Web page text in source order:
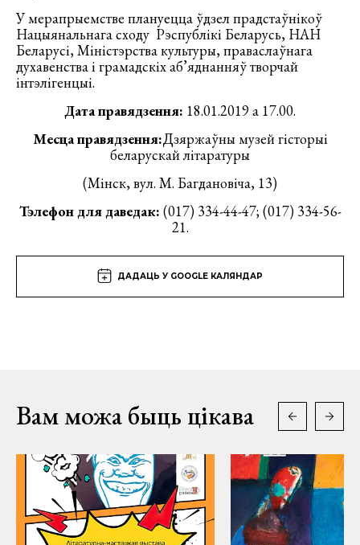
У мерапрыемстве плануецца ўдзел прадстаўнікоў
Нацыянальнага сходу Рэспублікі Беларусь, НАН
Беларусі, Міністэрства культуры, праваслаўнага
духавенства і грамадскіх аб’яднанняў творчай
інтэлігенцыі.
Дата правядзення: 18.01.2019 а 17.00.
Месца правядзення:Дзяржаўны музей гісторыі
беларускай літаратуры
(Мінск, вул. М. Багдановіча, 13)
Тэлефон для даведак: (017) 334-44-47; (017) 334-56-
21.
ДАДАЦЬ У GOOGLE КАЛЯНДАР
Вам можа быць цікава